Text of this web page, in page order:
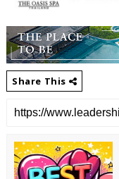
Share This